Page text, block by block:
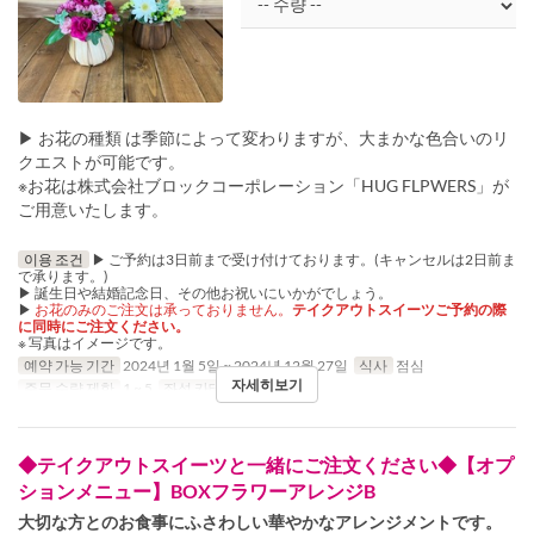
▶ お花の種類 は季節によって変わりますが、大まかな色合いのリ
クエストが可能です。
※お花は株式会社ブロックコーポレーション「HUG FLPWERS」が
ご用意いたします。
이용 조건
▶ ご予約は3日前まで受け付けております。(キャンセルは2日前ま
で承ります。)
▶ 誕生日や結婚記念日、その他お祝いにいかがでしょう。
▶ お花のみのご注文は承っておりません。 テイクアウトスイーツご予約の際
に同時にご注文ください。
※ 写真はイメージです。
예약 가능 기간 2024년 1월 5일 ~ 2024년 12월 27일 식사 점심
주문 수량 제한
1 ~ 5 좌석 카테고리 Pickup
자세히보기
◆テイクアウトスイーツと一緒にご注文ください◆【オプ
ションメニュー】BOXフラワーアレンジB
大切な方とのお食事にふさわしい華やかなアレンジメントです。